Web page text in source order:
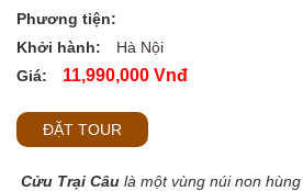
Phương tiện:
Khởi hành:
Hà Nội
Giá:
11,990,000 Vnđ
ĐẶT TOUR
Cửu Trại Câu là một vùng núi non